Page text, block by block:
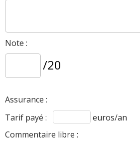
Note :
/20
Assurance :
Tarif payé :
euros/an
Commentaire libre :